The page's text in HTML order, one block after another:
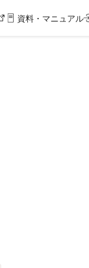
資料・マニュアル